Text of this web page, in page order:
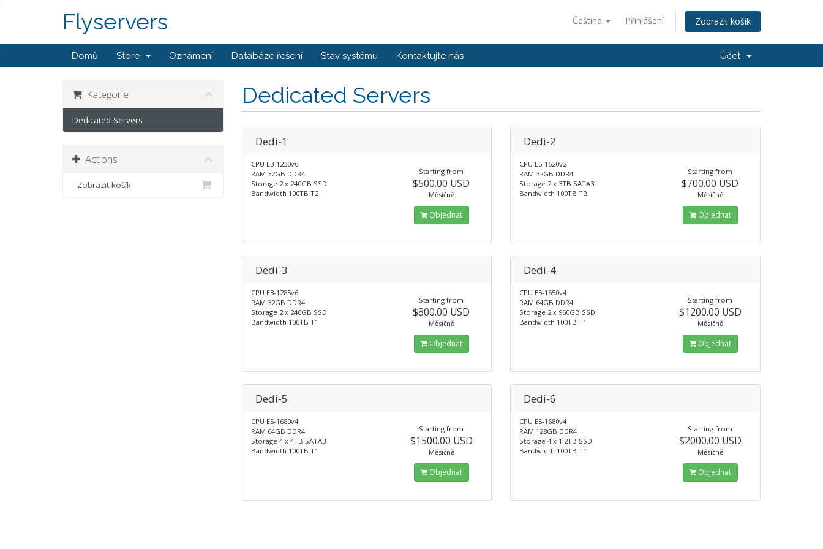
Čeština Přihlášení Zobrazit košík
Flyservers
Domů Store Oznámení Databáze řešení Stav systému Kontaktujte nás Účet
Dedicated Servers
Kategorie
Dedicated Servers
Actions
Zobrazit košík
Dedi-1
CPU E3-1230v6
RAM 32GB DDR4
Storage 2 x 240GB SSD
Bandwidth 100TB T2
Starting from
$500.00 USD
Měsíčně
Objednat
Dedi-2
CPU E5-1620v2
RAM 32GB DDR4
Storage 2 x 3TB SATA3
Bandwidth 100TB T2
Starting from
$700.00 USD
Měsíčně
Objednat
Dedi-3
CPU E3-1285v6
RAM 32GB DDR4
Storage 2 x 240GB SSD
Bandwidth 100TB T1
Starting from
$800.00 USD
Měsíčně
Objednat
Dedi-4
CPU E5-1650v4
RAM 64GB DDR4
Storage 2 x 960GB SSD
Bandwidth 100TB T1
Starting from
$1200.00 USD
Měsíčně
Objednat
Dedi-5
CPU E5-1680v4
RAM 64GB DDR4
Storage 4 x 4TB SATA3
Bandwidth 100TB T1
Starting from
$1500.00 USD
Měsíčně
Objednat
Dedi-6
CPU E5-1680v4
RAM 128GB DDR4
Storage 4 x 1.2TB SSD
Bandwidth 100TB T1
Starting from
$2000.00 USD
Měsíčně
Objednat